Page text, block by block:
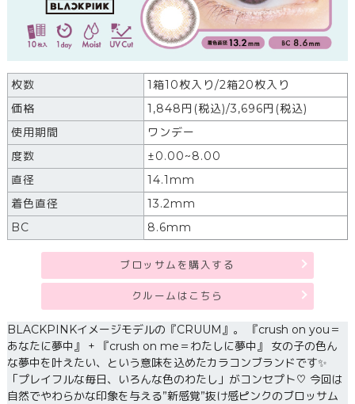
枚数
1箱10枚入り/2箱20枚入り
価格
1,848円(税込)/3,696円(税込)
使用期間
ワンデー
度数
±0.00~8.00
直径
14.1mm
着色直径
13.2mm
BC
8.6mm
ブロッサムを購入する
クルームはこちら
BLACKPINKイメージモデルの『CRUUM』。 『crush on you＝
あなたに夢中』 + 『crush on me＝わたしに夢中』 女の子の色ん
な夢中を叶えたい、という意味を込めたカラコンブランドです✨
「プレイフルな毎日、いろんな色のわたし」がコンセプト♡ 今回は
自然でやわらかな印象を与える”新感覚”抜け感ピンクのブロッサム